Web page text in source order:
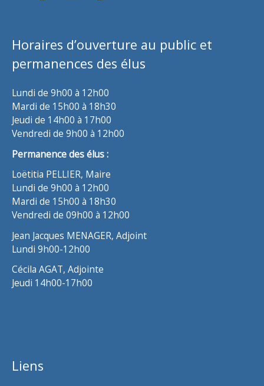
Horaires d’ouverture au public et
permanences des élus
Lundi de 9h00 à 12h00
Mardi de 15h00 à 18h30
Jeudi de 14h00 à 17h00
Vendredi de 9h00 à 12h00
Permanence des élus :
Loëtitia PELLIER, Maire
Lundi de 9h00 à 12h00
Mardi de 15h00 à 18h30
Vendredi de 09h00 à 12h00
Jean Jacques MENAGER, Adjoint
Lundi 9h00-12h00
Cécila AGAT, Adjointe
Jeudi 14h00-17h00
Liens